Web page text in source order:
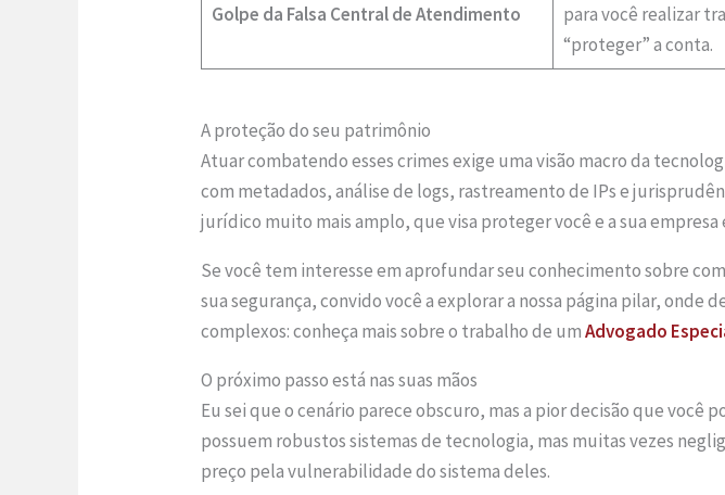
Golpe da Falsa Central de Atendimento
para você realizar
“proteger” a conta.
A proteção do seu patrimônio
Atuar combatendo esses crimes exige uma visão macro da
com metadados, análise de logs, rastreamento de IPs e
jurídico muito mais amplo, que visa proteger você e a sua empresa
Se você tem interesse em aprofundar seu conhecimento sobre
sua segurança, convido você a explorar a nossa página pilar, onde
complexos: conheça mais sobre o trabalho de umAdvogado
O próximo passo está nas suas mãos
Eu sei que o cenário parece obscuro, mas a pior decisão que você
possuem robustos sistemas de tecnologia, mas muitas vezes
preço pela vulnerabilidade do sistema deles.